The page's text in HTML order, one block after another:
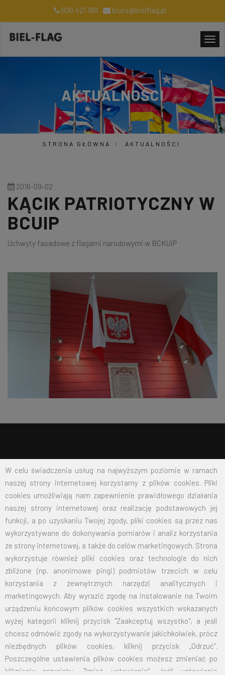
W celu świadczenia usług na najwyższym poziomie w ramach
naszej strony internetowej korzystamy z plików cookies. Pliki
cookies umożliwiają nam zapewnienie prawidłowego działania
naszej strony internetowej oraz realizację podstawowych jej
funkcji, a po uzyskaniu Twojej zgody, pliki cookies są przez nas
wykorzystywane do dokonywania pomiarów i analiz korzystania
ze strony internetowej, a także do celów marketingowych. Strona
wykorzystuje również pliki cookies oraz technologie do nich
zbliżone (np. anonimowe pingi) podmiotów trzecich w celu
korzystania z zewnętrznych narzędzi analitycznych i
marketingowych. Aby wyrazić zgodę na instalowanie na Twoim
urządzeniu końcowym plików cookies wszystkich wskazanych
wyżej kategorii kliknij przycisk "Zaakceptuj wszystko", a jeśli
chcesz odmówić zgody na wykorzystywanie jakichkolwiek, prócz
niezbędnych plików cookies, kliknij przycisk „Odrzuć”.
Poszczególne ustawienia plików cookies możesz zmieniać po
kliknięciu przycisku „Zmień ustawienia”. Jeśli ustawienia
600 421 190 biuro@bielflag.pl
AKTUALNOŚCI
STRONA GŁÓWNA AKTUALNOŚCI
2016-09-02
KĄCIK PATRIOTYCZNY W
BCUIP
Uchwyty fasadowe z flagami narodowymi w BCKUiP
BIEL - FLAG
Flagi, Bandery, Reklamy Sp. z o.o.
jest firmą plasującą swoją działalność w segmencie rynku
zajmowanym przez usługi reklamowe i promocyjne.
SKONTAKTUJ SIĘ Z NAMI
Adres: 43-300 Bielsko-Biała ul. gen. St. Maczka 9
biuro@bielflag.pl
Tel:600 421 190